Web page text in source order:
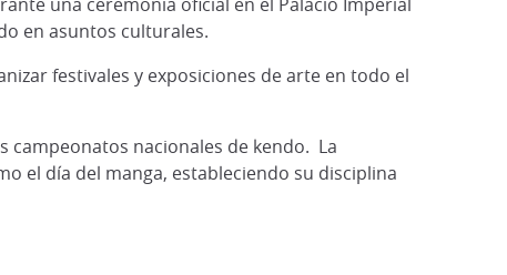
en asuntos culturales.
festivales y exposiciones de arte en todo el
campeonatos nacionales de kendo. La
el día del manga, estableciendo su disciplina